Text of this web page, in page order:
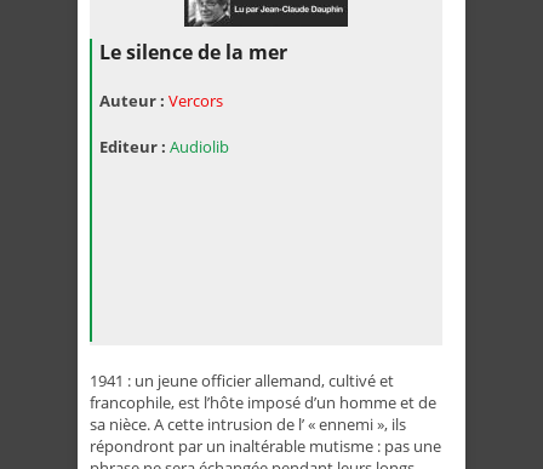
Le silence de la mer
Auteur : Vercors
Editeur : Audiolib
1941 : un jeune officier allemand, cultivé et
francophile, est l’hôte imposé d’un homme et de
sa nièce. A cette intrusion de l’ « ennemi », ils
répondront par un inaltérable mutisme : pas une